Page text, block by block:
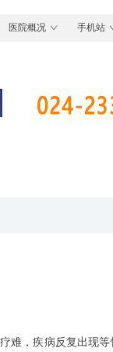
医院概况 手机站
难，疾病反复出现等